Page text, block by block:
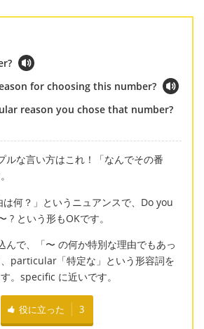
for choosing this number?
reason you chose that number?
ルな言い方はこれ！「なんでその番
何？」というニュアンスで、Do you
という形もOKです。
んで、「〜 の何か特別な理由でもあっ
particular「特定な」という形容詞を
。specific に近いです。
役に立った 3